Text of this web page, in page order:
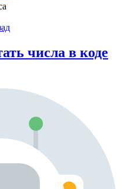
числа в коде